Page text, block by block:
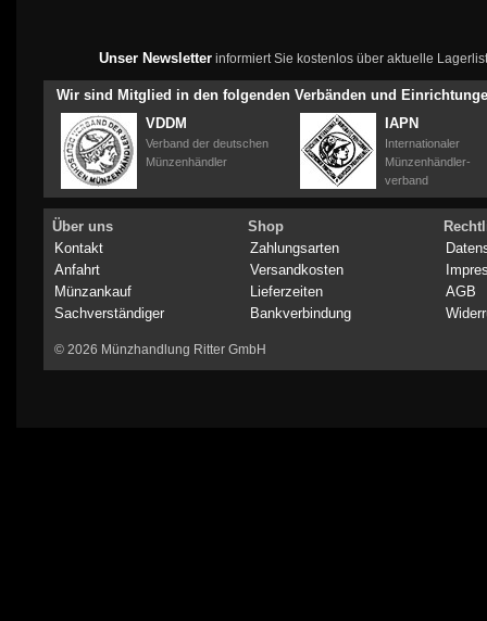
Unser Newsletterinformiert Sie kostenlos über aktuelle
Wir sind Mitglied in den folgenden Verbänden und
VDDM
Verband der deutschen
Münzenhändler
IAPN
Internationaler
Münzenhändler-
verband
Über uns
Kontakt
Anfahrt
Münzankauf
Sachverständiger
Shop
Zahlungsarten
Versandkosten
Lieferzeiten
Bankverbindung
AGB
© 2026 Münzhandlung Ritter GmbH